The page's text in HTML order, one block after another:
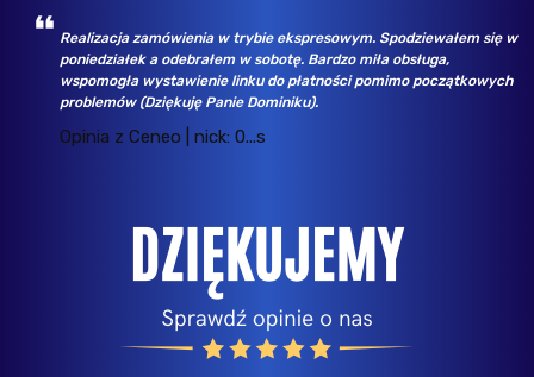
Realizacja zamówienia w trybie ekspresowym. Spodziewałem się w
poniedziałek a odebrałem w sobotę. Bardzo miła obsługa,
wspomogła wystawienie linku do płatności pomimo początkowych
problemów (Dziękuję Panie Dominiku).
Opinia z Ceneo | nick: 0...s